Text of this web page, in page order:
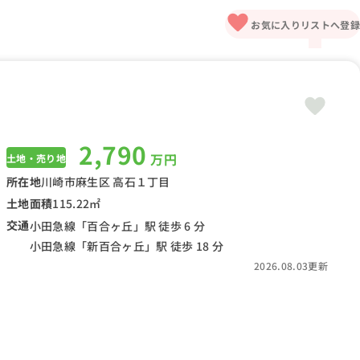
お気に入りリストへ登録
土地・売り地 2,790 万円
所在地川崎市麻生区 高石１丁目
土地面積115.22㎡
交通小田急線「百合ヶ丘」駅 徒歩 6 分
小田急線「新百合ヶ丘」駅 徒歩 18 分
2026.08.03更新